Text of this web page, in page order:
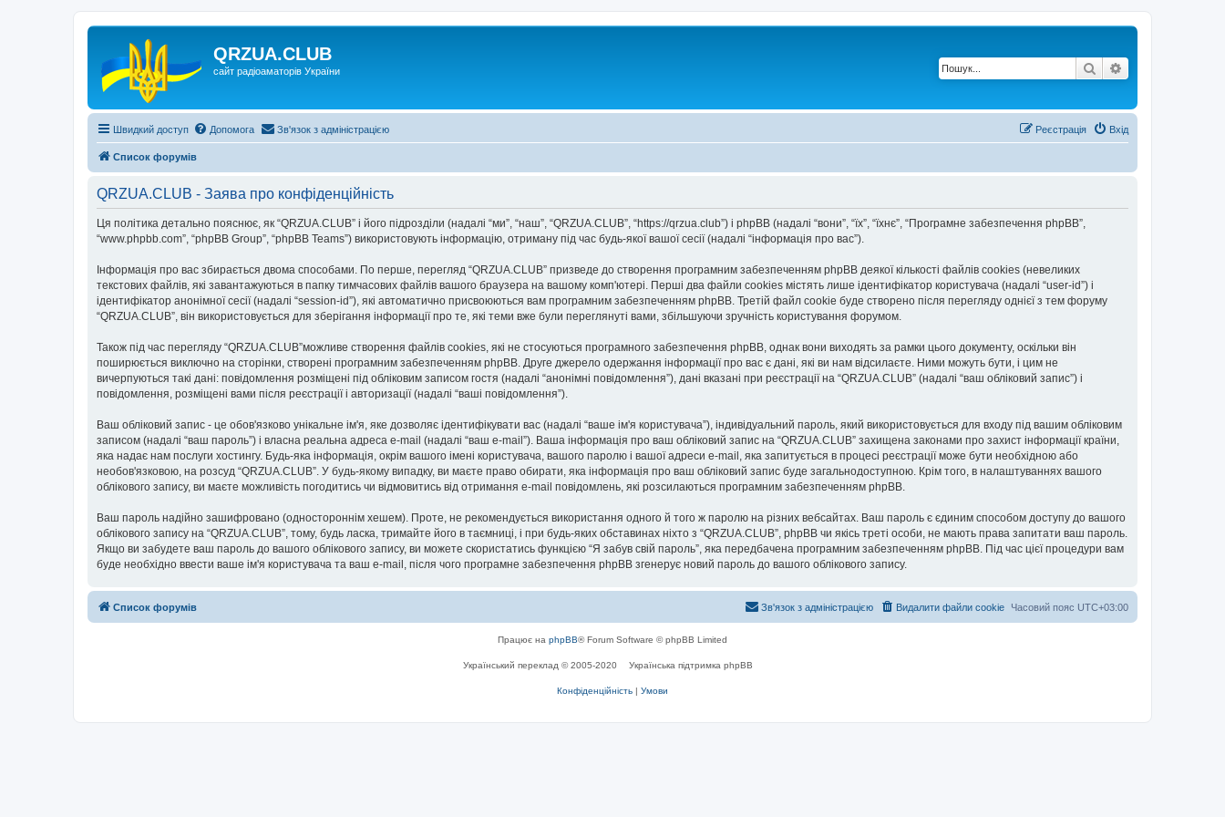
QRZUA.CLUB
сайт радіоаматорів України Пошук
Швидкий доступ Допомога Зв'язок з адміністрацією Вхід
Реєстрація
Список форумів
QRZUA.CLUB - Заява про конфіденційність
Ця політика детально пояснює, як “QRZUA.CLUB” і його підрозділи (надалі “ми”, “наш”, “QRZUA.CLUB”, “https://qrzua.club”) і phpBB (надалі “вони”, “їх”, “їхнє”, “Програмне забезпечення phpBB”,
“www.phpbb.com”, “phpBB Group”, “phpBB Teams”) використовують інформацію, отриману під час будь-якої вашої сесії (надалі “інформація про вас”).
Інформація про вас збирається двома способами. По перше, перегляд “QRZUA.CLUB” призведе до створення програмним забезпеченням phpBB деякої кількості файлів cookies (невеликих
текстових файлів, які завантажуються в папку тимчасових файлів вашого браузера на вашому комп'ютері. Перші два файли cookies містять лише ідентифікатор користувача (надалі “user-id”) і
ідентифікатор анонімної сесії (надалі “session-id”), які автоматично присвоюються вам програмним забезпеченням phpBB. Третій файл cookie буде створено після перегляду однієї з тем форуму
“QRZUA.CLUB”, він використовується для зберігання інформації про те, які теми вже були переглянуті вами, збільшуючи зручність користування форумом.
Також під час перегляду “QRZUA.CLUB”можливе створення файлів cookies, які не стосуються програмного забезпечення phpBB, однак вони виходять за рамки цього документу, оскільки він
поширюється виключно на сторінки, створені програмним забезпеченням phpBB. Друге джерело одержання інформації про вас є дані, які ви нам відсилаєте. Ними можуть бути, і цим не
вичерпуються такі дані: повідомлення розміщені під обліковим записом гостя (надалі “анонімні повідомлення”), дані вказані при реєстрації на “QRZUA.CLUB” (надалі “ваш обліковий запис”) і
повідомлення, розміщені вами після реєстрації і авторизації (надалі “ваші повідомлення”).
Ваш обліковий запис - це обов'язково унікальне ім'я, яке дозволяє ідентифікувати вас (надалі “ваше ім'я користувача”), індивідуальний пароль, який використовується для входу під вашим обліковим
записом (надалі “ваш пароль”) і власна реальна адреса e-mail (надалі “ваш e-mail”). Ваша інформація про ваш обліковий запис на “QRZUA.CLUB” захищена законами про захист інформації країни,
яка надає нам послуги хостингу. Будь-яка інформація, окрім вашого імені користувача, вашого паролю і вашої адреси e-mail, яка запитується в процесі реєстрації може бути необхідною або
необов'язковою, на розсуд “QRZUA.CLUB”. У будь-якому випадку, ви маєте право обирати, яка інформація про ваш обліковий запис буде загальнодоступною. Крім того, в налаштуваннях вашого
облікового запису, ви маєте можливість погодитись чи відмовитись від отримання e-mail повідомлень, які розсилаються програмним забезпеченням phpBB.
Ваш пароль надійно зашифровано (одностороннім хешем). Проте, не рекомендується використання одного й того ж паролю на різних вебсайтах. Ваш пароль є єдиним способом доступу до вашого
облікового запису на “QRZUA.CLUB”, тому, будь ласка, тримайте його в таємниці, і при будь-яких обставинах ніхто з “QRZUA.CLUB”, phpBB чи якісь треті особи, не мають права запитати ваш пароль.
Якщо ви забудете ваш пароль до вашого облікового запису, ви можете скористатись функцією “Я забув свій пароль”, яка передбачена програмним забезпеченням phpBB. Під час цієї процедури вам
буде необхідно ввести ваше ім'я користувача та ваш e-mail, після чого програмне забезпечення phpBB згенерує новий пароль до вашого облікового запису.
Список форумів Часовий пояс UTC+03:00
Видалити файли cookie
Зв'язок з адміністрацією
Працює на phpBB® Forum Software © phpBB Limited
Український переклад © 2005-2020 Українська підтримка phpBB
Конфіденційність | Умови